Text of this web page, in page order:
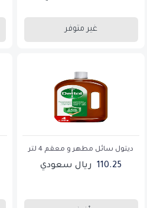
غير متوفر
ديتول سائل مطهر و معقم 4 لتر
110.25 ريال سعودي